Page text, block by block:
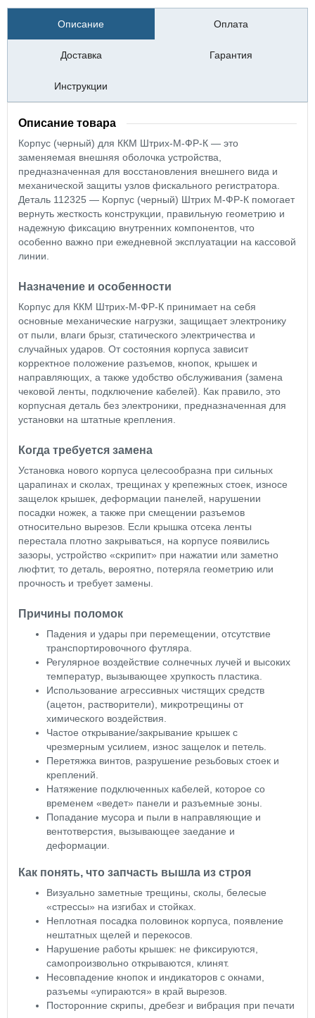
Описание Оплата
Доставка Гарантия
Инструкции
Описание товара
Корпус (черный) для ККМ Штрих-М-ФР-К — это
заменяемая внешняя оболочка устройства,
предназначенная для восстановления внешнего вида и
механической защиты узлов фискального регистратора.
Деталь 112325 — Корпус (черный) Штрих М-ФР-К помогает
вернуть жесткость конструкции, правильную геометрию и
надежную фиксацию внутренних компонентов, что
особенно важно при ежедневной эксплуатации на кассовой
линии.
Назначение и особенности
Корпус для ККМ Штрих-М-ФР-К принимает на себя
основные механические нагрузки, защищает электронику
от пыли, влаги брызг, статического электричества и
случайных ударов. От состояния корпуса зависит
корректное положение разъемов, кнопок, крышек и
направляющих, а также удобство обслуживания (замена
чековой ленты, подключение кабелей). Как правило, это
корпусная деталь без электроники, предназначенная для
установки на штатные крепления.
Когда требуется замена
Установка нового корпуса целесообразна при сильных
царапинах и сколах, трещинах у крепежных стоек, износе
защелок крышек, деформации панелей, нарушении
посадки ножек, а также при смещении разъемов
относительно вырезов. Если крышка отсека ленты
перестала плотно закрываться, на корпусе появились
зазоры, устройство «скрипит» при нажатии или заметно
люфтит, то деталь, вероятно, потеряла геометрию или
прочность и требует замены.
Причины поломок
Падения и удары при перемещении, отсутствие
транспортировочного футляра.
Регулярное воздействие солнечных лучей и высоких
температур, вызывающее хрупкость пластика.
Использование агрессивных чистящих средств
(ацетон, растворители), микротрещины от
химического воздействия.
Частое открывание/закрывание крышек с
чрезмерным усилием, износ защелок и петель.
Перетяжка винтов, разрушение резьбовых стоек и
креплений.
Натяжение подключенных кабелей, которое со
временем «ведет» панели и разъемные зоны.
Попадание мусора и пыли в направляющие и
вентотверстия, вызывающее заедание и
деформации.
Как понять, что запчасть вышла из строя
Визуально заметные трещины, сколы, белесые
«стрессы» на изгибах и стойках.
Неплотная посадка половинок корпуса, появление
нештатных щелей и перекосов.
Нарушение работы крышек: не фиксируются,
самопроизвольно открываются, клинят.
Несовпадение кнопок и индикаторов с окнами,
разъемы «упираются» в край вырезов.
Посторонние скрипы, дребезг и вибрация при печати